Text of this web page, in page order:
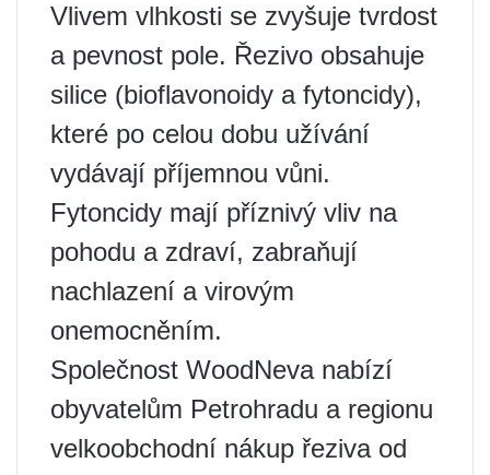
Vlivem vlhkosti se zvyšuje tvrdost
a pevnost pole. Řezivo obsahuje
silice (bioflavonoidy a fytoncidy),
které po celou dobu užívání
vydávají příjemnou vůni.
Fytoncidy mají příznivý vliv na
pohodu a zdraví, zabraňují
nachlazení a virovým
onemocněním.
Společnost WoodNeva nabízí
obyvatelům Petrohradu a regionu
velkoobchodní nákup řeziva od